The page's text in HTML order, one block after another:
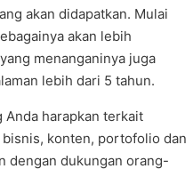
akan didapatkan. Mulai
akan lebih
menanganinya juga
lebih dari 5 tahun.
Anda harapkan terkait
konten, portofolio dan
dengan dukungan orang-